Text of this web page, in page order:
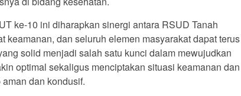
ke-10 ini diharapkan sinergi antara RSUD Tanah
keamanan, dan seluruh elemen masyarakat dapat terus
solid menjadi salah satu kunci dalam mewujudkan
optimal sekaligus menciptakan situasi keamanan dan
dan kondusif.